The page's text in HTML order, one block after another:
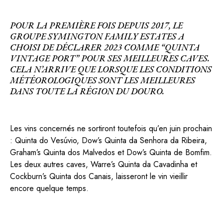
POUR LA PREMIÈRE FOIS DEPUIS 2017, LE
GROUPE SYMINGTON FAMILY ESTATES A
CHOISI DE DÉCLARER 2023 COMME “QUINTA
VINTAGE PORT” POUR SES MEILLEURES CAVES.
CELA N’ARRIVE QUE LORSQUE LES CONDITIONS
MÉTÉOROLOGIQUES SONT LES MEILLEURES
DANS TOUTE LA RÉGION DU DOURO.
Les vins concernés ne sortiront toutefois qu’en juin prochain
: Quinta do Vesúvio, Dow’s Quinta da Senhora da Ribeira,
Graham’s Quinta dos Malvedos et Dow’s Quinta de Bomfim.
Les deux autres caves, Warre’s Quinta da Cavadinha et
Cockburn’s Quinta dos Canais, laisseront le vin vieillir
encore quelque temps.